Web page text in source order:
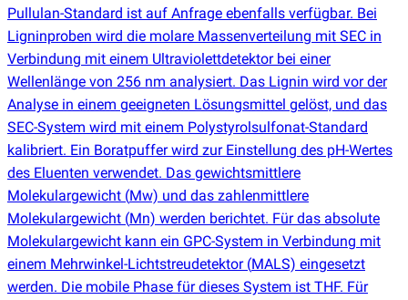
Pullulan-Standard ist auf Anfrage ebenfalls verfügbar. Bei
Ligninproben wird die molare Massenverteilung mit SEC in
Verbindung mit einem Ultraviolettdetektor bei einer
Wellenlänge von 256 nm analysiert. Das Lignin wird vor der
Analyse in einem geeigneten Lösungsmittel gelöst, und das
SEC-System wird mit einem Polystyrolsulfonat-Standard
kalibriert. Ein Boratpuffer wird zur Einstellung des pH-Wertes
des Eluenten verwendet. Das gewichtsmittlere
Molekulargewicht (Mw) und das zahlenmittlere
Molekulargewicht (Mn) werden berichtet. Für das absolute
Molekulargewicht kann ein GPC-System in Verbindung mit
einem Mehrwinkel-Lichtstreudetektor (MALS) eingesetzt
werden. Die mobile Phase für dieses System ist THF. Für